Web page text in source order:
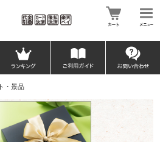
・景品